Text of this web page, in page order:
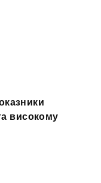
високому